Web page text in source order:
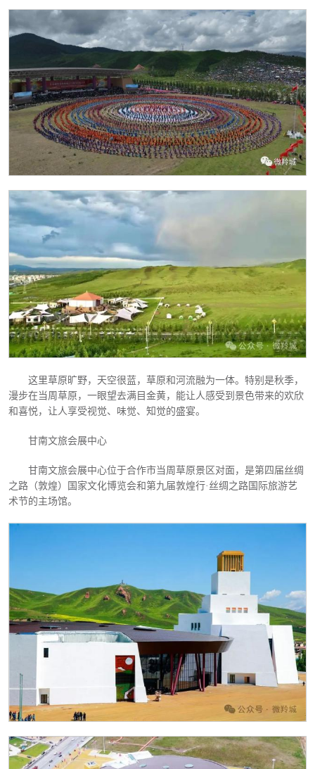
这里草原旷野，天空很蓝，草原和河流融为一体。特别是秋季，
漫步在当周草原，一眼望去满目金黄，能让人感受到景色带来的欢欣
和喜悦，让人享受视觉、味觉、知觉的盛宴。
甘南文旅会展中心
甘南文旅会展中心位于合作市当周草原景区对面，是第四届丝绸
之路（敦煌）国家文化博览会和第九届敦煌行·丝绸之路国际旅游艺
术节的主场馆。